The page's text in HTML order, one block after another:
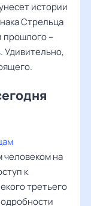
истории
Стрельца
прошлого –
Удивительно,
на
к
третьего